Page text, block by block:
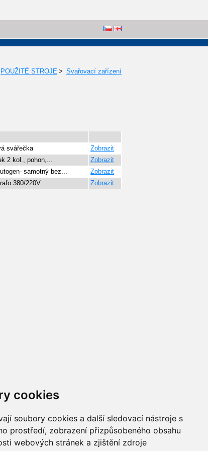
cookies
soubory cookies a další sledovací nástroje s
prostředí, zobrazení přizpůsobeného obsahu
webových stránek a zjištění zdroje
POUŽITÉ STROJE > Svařovací zařízení
svářečka
Zobrazit
2 kol., pohon,...
Zobrazit
samotný bez...
Zobrazit
380/220V Zobrazit
cookies |Ochrana osobních dat